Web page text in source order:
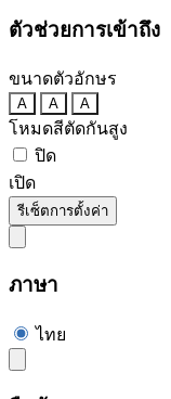
ตัวช่วยการเข้าถึง
ขนาดตัวอักษร
A A A
โหมดสีตัดกันสูง
ปิด
เปิด
รีเซ็ตการตั้งค่า
ภาษา
ไทย